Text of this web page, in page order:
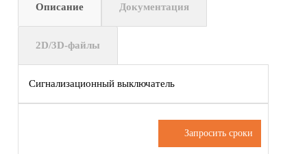
Описание Документация
2D/3D-файлы
Сигнализационный выключатель
Запросить сроки